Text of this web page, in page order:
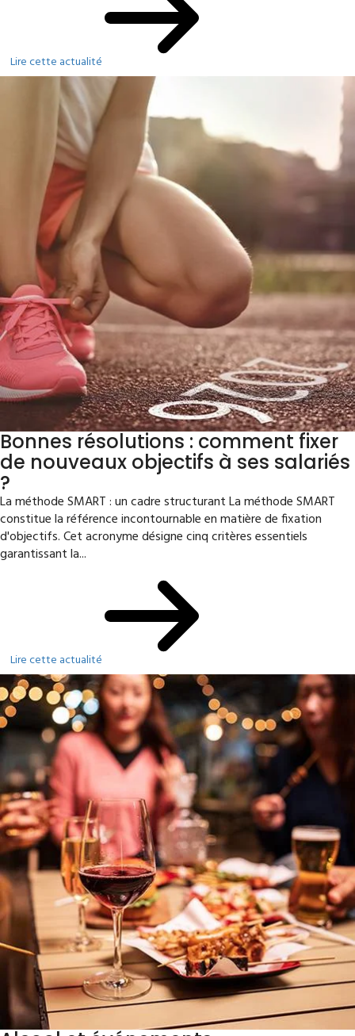
Lire cette actualité
Bonnes résolutions : comment fixer
de nouveaux objectifs à ses salariés
?
La méthode SMART : un cadre structurant La méthode SMART
constitue la référence incontournable en matière de fixation
d'objectifs. Cet acronyme désigne cinq critères essentiels
garantissant la...
Lire cette actualité